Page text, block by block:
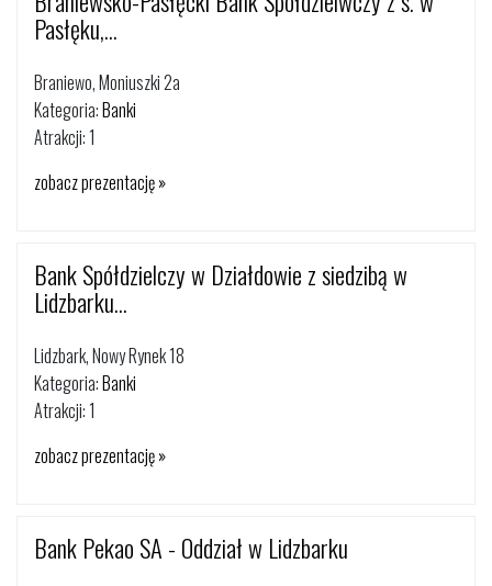
Pasłęku,...
Braniewo, Moniuszki 2a
Kategoria:Banki
Atrakcji: 1
zobacz prezentację »
Bank Spółdzielczy w Działdowie z siedzibą w
Lidzbarku...
Lidzbark, Nowy Rynek 18
Kategoria:Banki
Atrakcji: 1
zobacz prezentację »
Bank Pekao SA - Oddział w Lidzbarku